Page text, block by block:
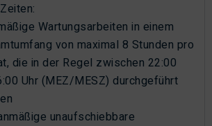
Wartungsarbeiten in einem
von maximal 8 Stunden pro
die in der Regel zwischen 22:00
Uhr (MEZ/MESZ) durchgeführt
unaufschiebbare